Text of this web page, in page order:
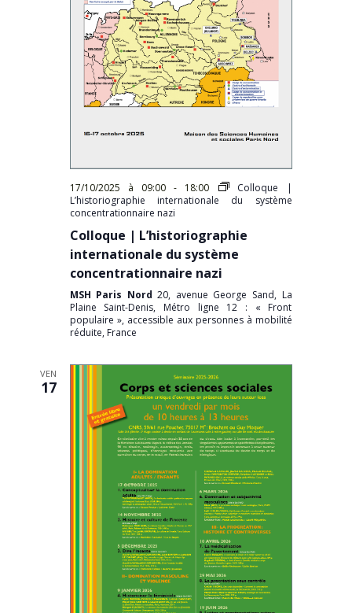
17/10/2025 à 09:00- 18:00
Colloque |
L’historiographie internationale du système
concentrationnaire nazi
Colloque | L’historiographie
internationale du système
concentrationnaire nazi
MSH Paris Nord20, avenue George Sand, La
Plaine Saint-Denis, Métro ligne 12 : « Front
populaire », accessible aux personnes à mobilité
réduite, France
VEN
17